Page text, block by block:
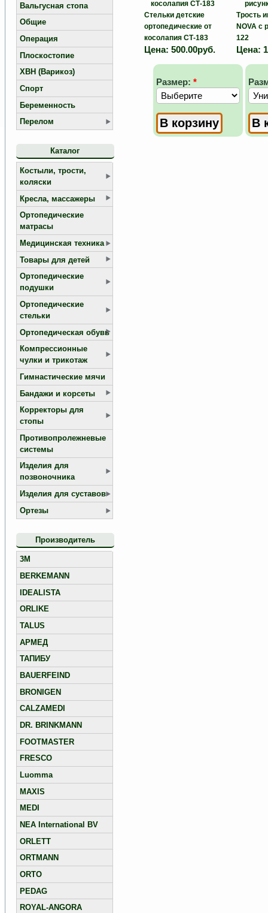
Вальгусная стопа
Общие
Операция
Плоскостопие
ХВН (Варикоз)
Спорт
Беременность
Перелом
Каталог
Костыли, трости,
коляски
Кресла, массажеры
Ортопедические
матрасы
Медицинская техника
Товары для детей
Ортопедические
подушки
Ортопедические
стельки
Ортопедическая обувь
Компрессионные
чулки и трикотаж
Гимнастические мячи
Бандажи и корсеты
Корректоры для
стопы
Противопролежневые
системы
Изделия для
позвоночника
Изделия для суставов
Ортезы
Производитель
3M
BERKEMANN
IDEALISTA
ORLIKE
TALUS
АРМЕД
ТАПИБУ
BAUERFEIND
BRONIGEN
CALZAMEDI
DR. BRINKMANN
FOOTMASTER
FRESCO
Luomma
MAXIS
MEDI
NEA International BV
ORLETT
ORTMANN
ORTO
PEDAG
ROYAL-ANGORA
Стельки детские
ортопедические от
косолапия СТ-183
Цена: 500.00руб.
Размер: *
Трость
NOVA с
122
Цена: